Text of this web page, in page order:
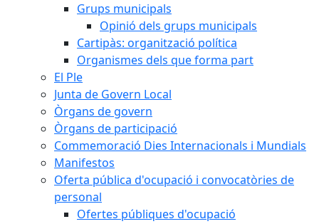
Grups municipals
Opinió dels grups municipals
Cartipàs: organització política
Organismes dels que forma part
El Ple
Junta de Govern Local
Òrgans de govern
Òrgans de participació
Commemoració Dies Internacionals i Mundials
Manifestos
Oferta pública d'ocupació i convocatòries de
personal
Ofertes públiques d'ocupació